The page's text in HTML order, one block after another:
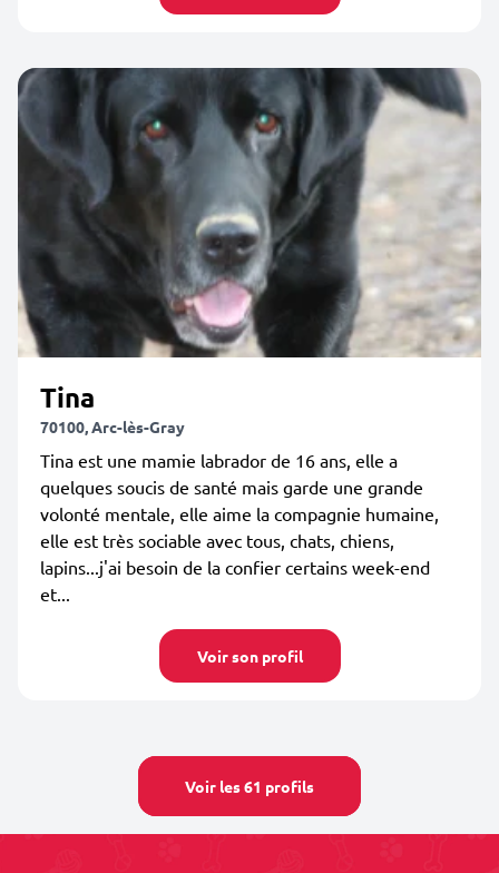
Tina
70100, Arc-lès-Gray
Tina est une mamie labrador de 16 ans, elle a
quelques soucis de santé mais garde une grande
volonté mentale, elle aime la compagnie humaine,
elle est très sociable avec tous, chats, chiens,
lapins...j'ai besoin de la confier certains week-end
et...
Voir son profil
Voir les 61 profils